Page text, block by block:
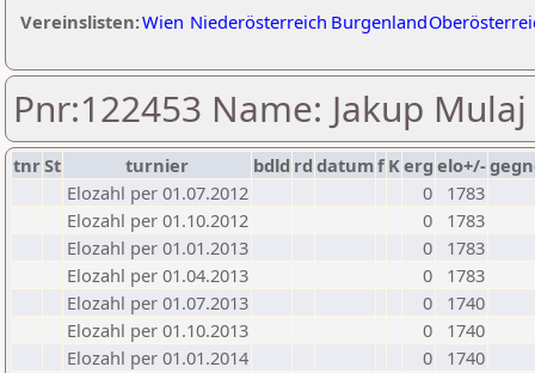
Vereinslisten:Wien Niederösterreich Burgenland
Pnr:122453 Name: Jakup Mulaj
tnrSt turnier bdld rd datumf Kerg elo+/-
Elozahl per 01.07.2012
0
1783
Elozahl per 01.10.2012
0
1783
Elozahl per 01.01.2013
0
1783
Elozahl per 01.04.2013
0
1783
Elozahl per 01.07.2013
0
1740
Elozahl per 01.10.2013
0
1740
Elozahl per 01.01.2014
0
1740